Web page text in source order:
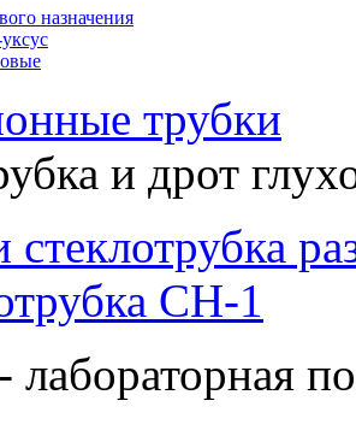
назначения
трубки
и дрот
стеклотрубка
СН-1